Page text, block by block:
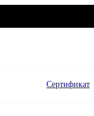
Сертификат